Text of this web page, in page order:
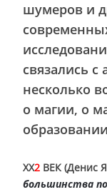
шумеров и
связались
несколько
о магии, о
XX2 ВЕК (Денис
большинства